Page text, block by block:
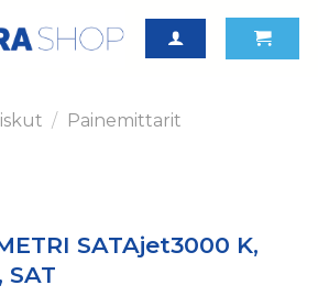
/ Painemittarit
SATAjet3000 K,
SAT